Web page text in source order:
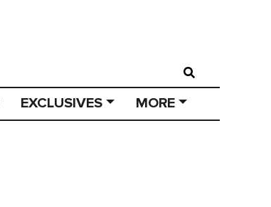
EXCLUSIVES MORE